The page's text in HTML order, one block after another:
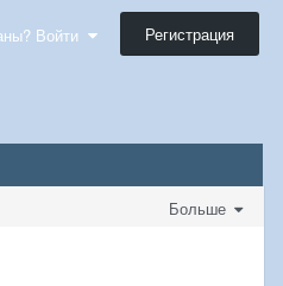
Войти Регистрация
Больше